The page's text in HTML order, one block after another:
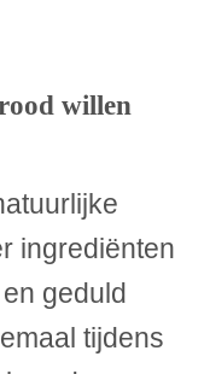
willen
ingrediënten
geduld
tijdens